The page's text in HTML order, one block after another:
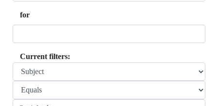
for
Current filters: